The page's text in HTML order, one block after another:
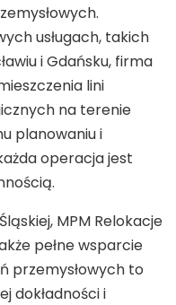
usługach, takich
i Gdańsku, firma
lini
na terenie
planowaniu i
operacja jest
MPM Relokacje
pełne wsparcie
przemysłowych to
dokładności i